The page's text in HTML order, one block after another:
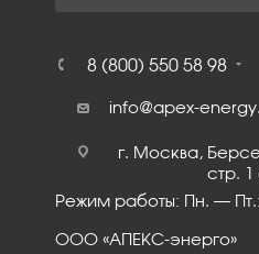
8 (800) 550 58 98
info@apex-
г. Москва,
стр.
Режим работы: Пн. – Пт.:
ООО «АПЕКС-энерго»